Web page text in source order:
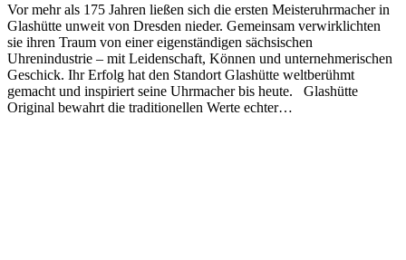
Vor mehr als 175 Jahren ließen sich die ersten Meisteruhrmacher in
Glashütte unweit von Dresden nieder. Gemeinsam verwirklichten
sie ihren Traum von einer eigenständigen sächsischen
Uhrenindustrie – mit Leidenschaft, Können und unternehmerischen
Geschick. Ihr Erfolg hat den Standort Glashütte weltberühmt
gemacht und inspiriert seine Uhrmacher bis heute. Glashütte
Original bewahrt die traditionellen Werte echter…